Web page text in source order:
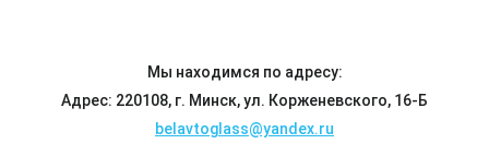
Мы находимся по адресу:
Адрес: 220108, г. Минск, ул. Корженевского, 16-Б
belavtoglass@yandex.ru